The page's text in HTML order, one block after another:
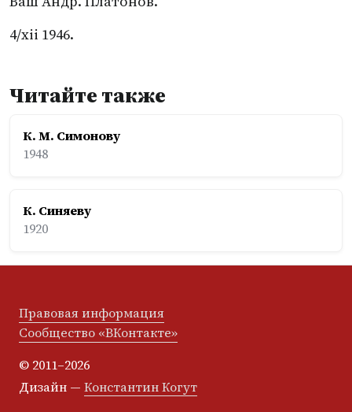
4/xii 1946.
Читайте также
К. М. Симонову
1948
К. Синяеву
1920
Правовая информация
Сообщество «ВКонтакте»
© 2011–2026
Дизайн — Константин Когут